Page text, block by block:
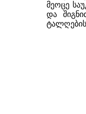
მეოცე
და